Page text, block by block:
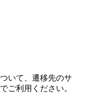
いて、遷移先のサ
ご利用ください。